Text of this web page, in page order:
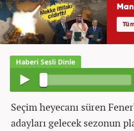
Seçim heyecanı süren
adayları gelecek sezonun